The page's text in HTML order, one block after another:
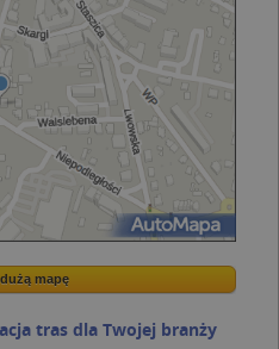
mapę
mapę
tras dla Twojej branży